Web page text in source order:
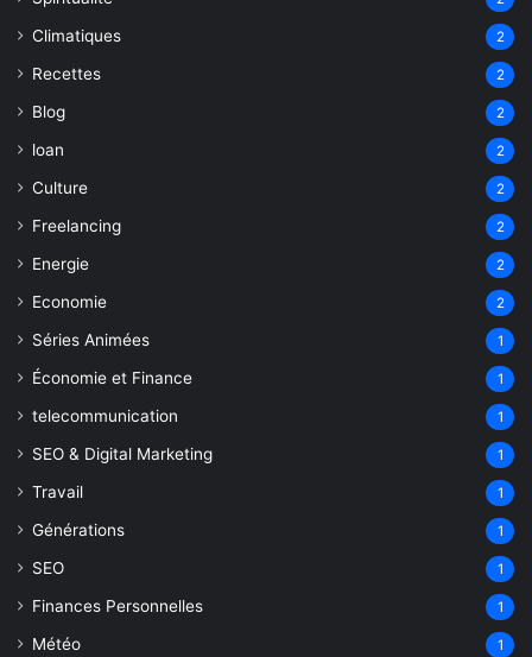
Climatiques 2
Recettes 2
Blog 2
loan 2
Culture 2
Freelancing 2
Energie 2
Economie 2
Séries Animées 1
Économie et Finance 1
telecommunication 1
SEO & Digital Marketing 1
Travail 1
Générations 1
SEO 1
Finances Personnelles 1
Météo 1